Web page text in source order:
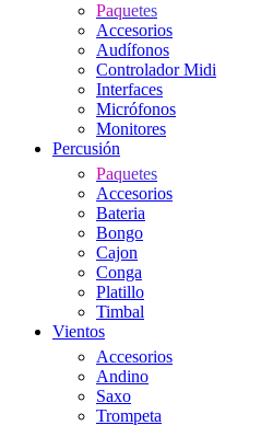
Paquetes
Accesorios
Audífonos
Controlador Midi
Interfaces
Micrófonos
Monitores
Percusión
Paquetes
Accesorios
Bateria
Bongo
Cajon
Conga
Platillo
Timbal
Vientos
Accesorios
Andino
Saxo
Trompeta